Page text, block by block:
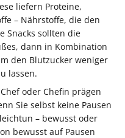
liefern Proteine,
– Nährstoffe, die den
Snacks sollten die
dann in Kombination
den Blutzucker weniger
lassen.
oder Chefin prägen
Sie selbst keine Pausen
– bewusst oder
bewusst auf Pausen